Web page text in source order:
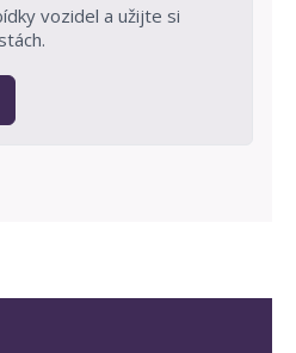
vozidel a užijte si